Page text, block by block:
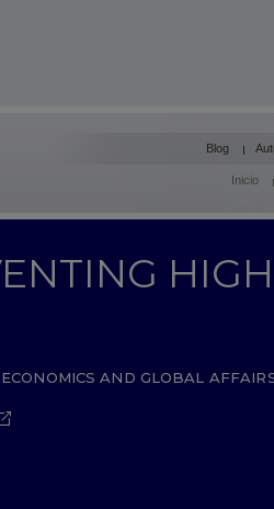
Blog
Inicio
AND GLOBAL